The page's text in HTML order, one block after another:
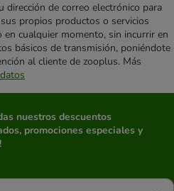
de correo electrónico para
propios productos o servicios
cualquier momento, sin incurrir en
básicos de transmisión, poniéndote
al cliente de zooplus. Más
nuestros descuentos
promociones especiales y